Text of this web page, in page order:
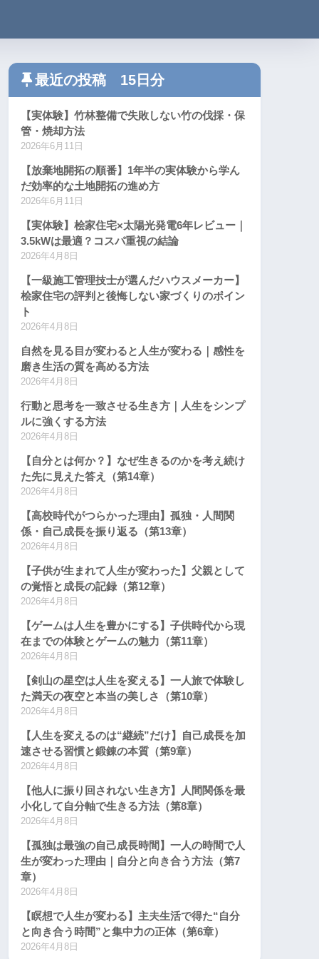
最近の投稿 15日分
【実体験】竹林整備で失敗しない竹の伐採・保
管・焼却方法
2026年6月11日
【放棄地開拓の順番】1年半の実体験から学ん
だ効率的な土地開拓の進め方
2026年6月11日
【実体験】桧家住宅×太陽光発電6年レビュー｜
3.5kWは最適？コスパ重視の結論
2026年4月8日
【一級施工管理技士が選んだハウスメーカー】
桧家住宅の評判と後悔しない家づくりのポイン
ト
2026年4月8日
自然を見る目が変わると人生が変わる｜感性を
磨き生活の質を高める方法
2026年4月8日
行動と思考を一致させる生き方｜人生をシンプ
ルに強くする方法
2026年4月8日
【自分とは何か？】なぜ生きるのかを考え続け
た先に見えた答え（第14章）
2026年4月8日
【高校時代がつらかった理由】孤独・人間関
係・自己成長を振り返る（第13章）
2026年4月8日
【子供が生まれて人生が変わった】父親として
の覚悟と成長の記録（第12章）
2026年4月8日
【ゲームは人生を豊かにする】子供時代から現
在までの体験とゲームの魅力（第11章）
2026年4月8日
【剣山の星空は人生を変える】一人旅で体験し
た満天の夜空と本当の美しさ（第10章）
2026年4月8日
【人生を変えるのは“継続”だけ】自己成長を加
速させる習慣と鍛錬の本質（第9章）
2026年4月8日
【他人に振り回されない生き方】人間関係を最
小化して自分軸で生きる方法（第8章）
2026年4月8日
【孤独は最強の自己成長時間】一人の時間で人
生が変わった理由｜自分と向き合う方法（第7
章）
2026年4月8日
【瞑想で人生が変わる】主夫生活で得た“自分
と向き合う時間”と集中力の正体（第6章）
2026年4月8日